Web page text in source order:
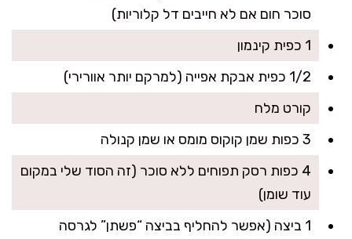
סוכר חום אם לא חייבים דל קלוריות)
1 כפית קינמון
1/2 כפית אבקת אפייה (למרקם יותר אוורירי)
קורט מלח
3 כפות שמן קוקוס מומס או שמן קנולה
4 כפות רסק תפוחים ללא סוכר (זה הסוד שלי במקום
עוד שומן)
1 ביצה (אפשר להחליף בביצה “פשתן” לגרסה